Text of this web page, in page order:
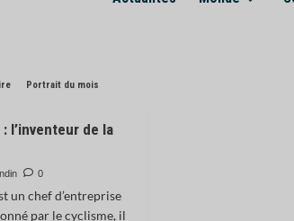
Portrait du mois
l’inventeur de la
0
un chef d’entreprise
par le cyclisme, il